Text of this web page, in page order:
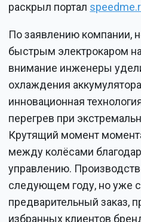
раскрыл портал
По заявлению компании,
быстрым электрокаром
внимание инженеры
охлаждения
инновационная
перегрев при
Крутящий момент
между колёсами
управлению.
следующем году, но уже
предварительный заказ,
избранных клиентов